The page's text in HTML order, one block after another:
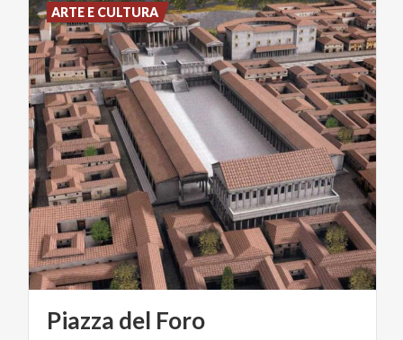
Piazza del Foro
ARTE E CULTURA